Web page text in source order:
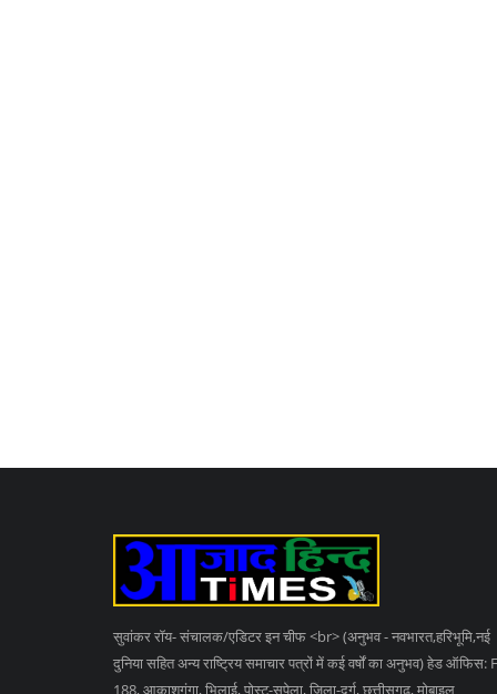
सुवांकर रॉय- संचालक/एडिटर इन चीफ <br> (अनुभव - नवभारत,हरिभूमि,नई
दुनिया सहित अन्य राष्ट्रिय समाचार पत्रों में कई वर्षों का अनुभव) हेड ऑफिस:
188, आकाशगंगा, भिलाई, पोस्ट-सुपेला, जिला-दुर्ग, छत्तीसगढ़, मोबाइल